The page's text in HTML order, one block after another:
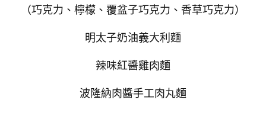
（巧克力、檸檬、覆盆子巧克力、香草巧克力）
明太子奶油義大利麵
辣味紅醬雞肉麵
波隆納肉醬手工肉丸麵